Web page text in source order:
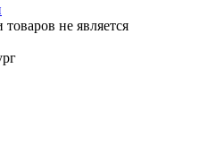
не является